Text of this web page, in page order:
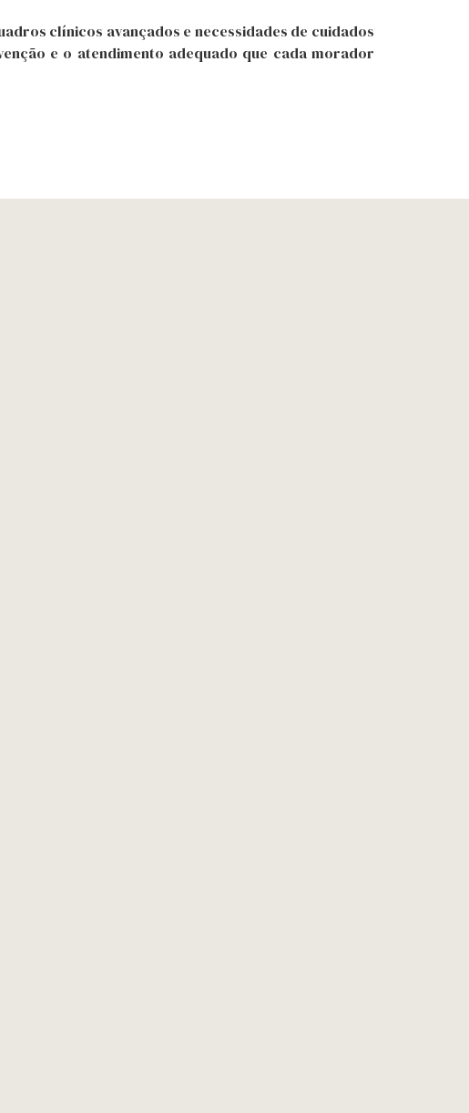
clínicos avançados e necessidades de cuidados
e o atendimento adequado que cada morador